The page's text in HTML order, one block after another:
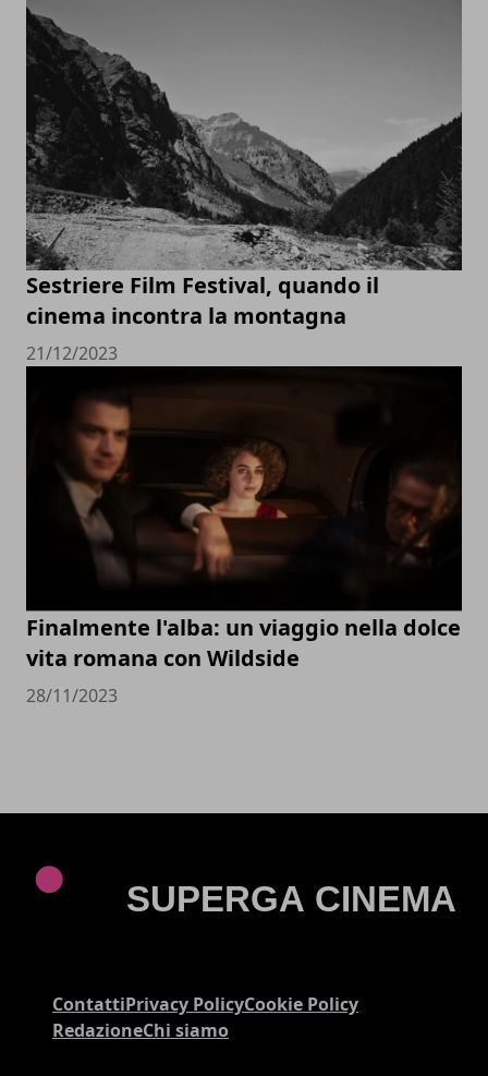
Sestriere Film Festival, quando il
cinema incontra la montagna
21/12/2023
Finalmente l'alba: un viaggio nella dolce
vita romana con Wildside
28/11/2023
ContattiPrivacy PolicyCookie Policy
RedazioneChi siamo